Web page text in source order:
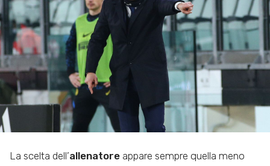
La scelta dell’allenatore appare sempre quella meno